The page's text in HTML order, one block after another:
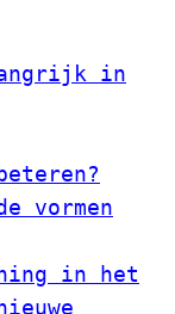
in
vormen
in het